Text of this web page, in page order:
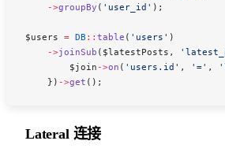
    ->
groupBy ( 'user_id' );
$users = DB :: table ( 'users' )
    ->
joinSub ( $latestPosts ,
        $join
->on ( 'users.id' , '=' ,
    })
->get ();
Lateral 连接